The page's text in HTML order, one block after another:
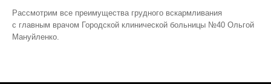
Рассмотрим все преимущества грудного вскармливания
с главным врачом Городской клинической больницы №40 Ольгой
Мануйленко.